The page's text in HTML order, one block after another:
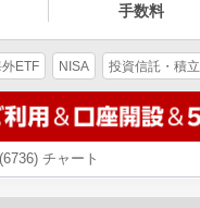
手数料
ETF NISA 投資信託・積立
チャート